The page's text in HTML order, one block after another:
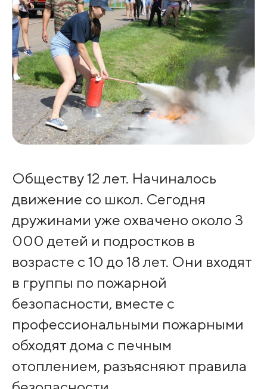
Обществу 12 лет. Начиналось
движение со школ. Сегодня
дружинами уже охвачено около 3
000 детей и подростков в
возрасте с 10 до 18 лет. Они входят
в группы по пожарной
безопасности, вместе с
профессиональными пожарными
обходят дома с печным
отоплением, разъясняют правила